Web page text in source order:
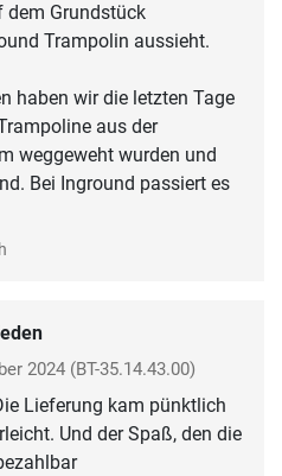
dem Grundstück
Trampolin aussieht.
haben wir die letzten Tage
aus der
weggeweht wurden und
Bei Inground passiert es
2024 (BT-35.14.43.00)
Lieferung kam pünktlich
Und der Spaß, den die